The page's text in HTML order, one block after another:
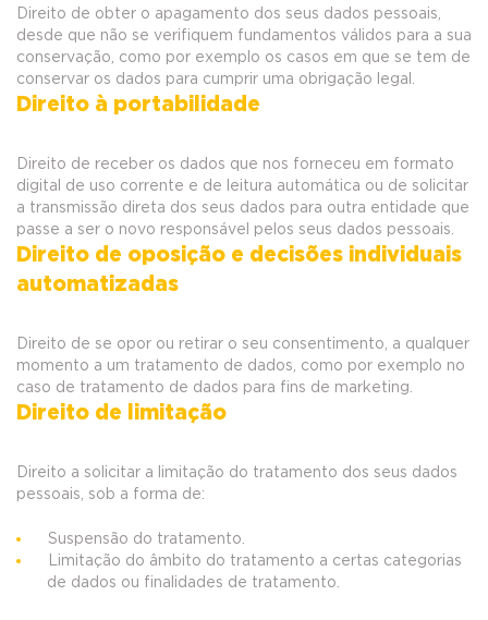
Direito de obter o apagamento dos seus dados pessoais,
desde que não se verifiquem fundamentos válidos para a sua
conservação, como por exemplo os casos em que se tem de
conservar os dados para cumprir uma obrigação legal.
Direito à portabilidade
Direito de receber os dados que nos forneceu em formato
digital de uso corrente e de leitura automática ou de solicitar
a transmissão direta dos seus dados para outra entidade que
passe a ser o novo responsável pelos seus dados pessoais.
Direito de oposição e decisões individuais
automatizadas
Direito de se opor ou retirar o seu consentimento, a qualquer
momento a um tratamento de dados, como por exemplo no
caso de tratamento de dados para fins de marketing.
Direito de limitação
Direito a solicitar a limitação do tratamento dos seus dados
pessoais, sob a forma de:
Suspensão do tratamento.
Limitação do âmbito do tratamento a certas categorias
de dados ou finalidades de tratamento.